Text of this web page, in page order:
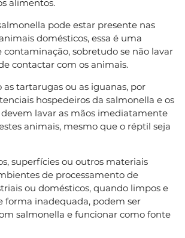
alimentos.
pode estar presente nas
domésticos, essa é uma
contaminação, sobretudo se não lavar
contactar com os animais.
as tartarugas ou as iguanas, por
hospedeiros da salmonella e os
lavar as mãos imediatamente
animais, mesmo que o réptil seja
superfícies ou outros materiais
de processamento de
ou domésticos, quando limpos e
forma inadequada, podem ser
salmonella e funcionar como fonte